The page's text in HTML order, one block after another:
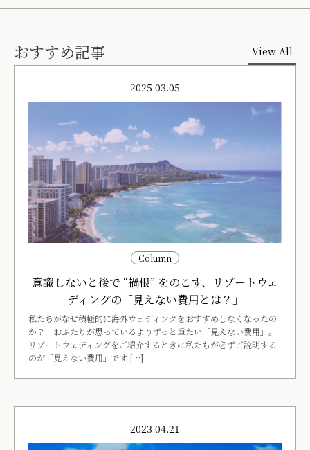
おすすめ記事 View All
2025.03.05
Column
意識しないと後で “禍根” をのこす、リゾートウェ
ディングの「見えない費用とは？」
私たちがなぜ積極的に海外ウェディングをおすすめしなくなったの
か？ おふたりが思っているよりずっと重たい「見えない費用」。
リゾートウェディングをご紹介するときに私たちが必ずご説明する
のが「見えない費用」です […]
2023.04.21